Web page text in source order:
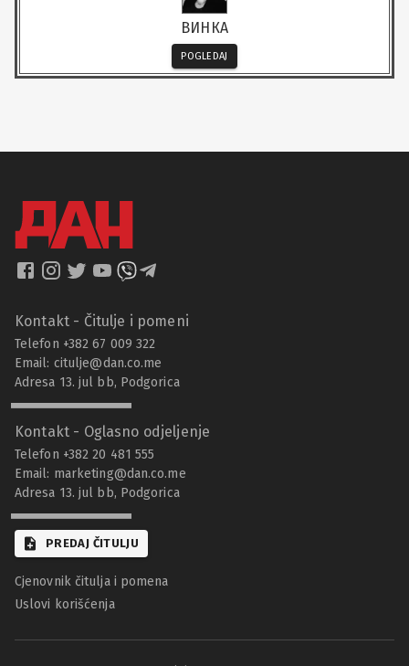
ВИНКА
POGLEDAJ
Kontakt - Čitulje i pomeni
Telefon +382 67 009 322
Email: citulje@dan.co.me
Adresa 13. jul bb, Podgorica
Kontakt - Oglasno odjeljenje
Telefon +382 20 481 555
Email: marketing@dan.co.me
Adresa 13. jul bb, Podgorica
PREDAJ ČITULJU
Cjenovnik čitulja i pomena
Uslovi korišćenja